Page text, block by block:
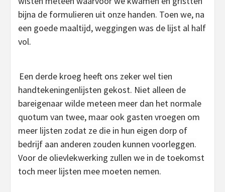
bijna de formulieren uit onze handen. Toen we, na
een goede maaltijd, weggingen was de lijst al half
vol.
Een derde kroeg heeft ons zeker wel tien
handtekeningenlijsten gekost. Niet alleen de
bareigenaar wilde meteen meer dan het normale
quotum van twee, maar ook gasten vroegen om
meer lijsten zodat ze die in hun eigen dorp of
bedrijf aan anderen zouden kunnen voorleggen.
Voor de olievlekwerking zullen we in de toekomst
toch meer lijsten mee moeten nemen.